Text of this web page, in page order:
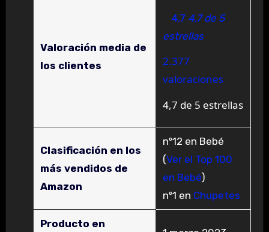
Valoración media de
los clientes
4,7 4,7 de 5
estrellas
2.377
valoraciones
4,7 de 5 estrellas
Clasificación en los
más vendidos de
Amazon
nº12 en Bebé
(Ver el Top 100
en Bebé)
nº1 en Chupetes
Producto en